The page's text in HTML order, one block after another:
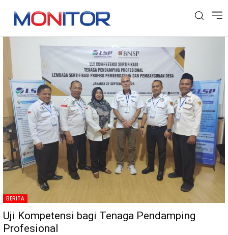
Tag: TPP
BERITA
Uji Kompetensi bagi Tenaga Pendamping
Profesional